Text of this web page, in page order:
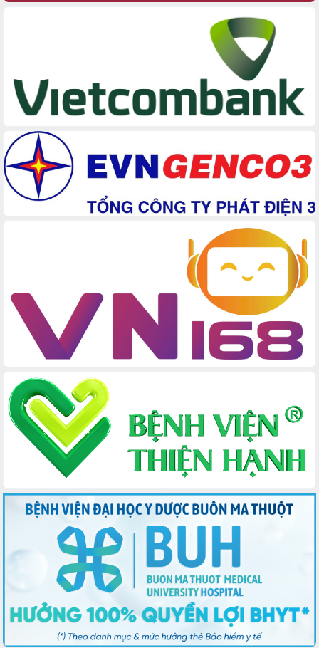
Giai đoạn 2026-2030, Đắk Lắk phấn
đấu có 77% xã đạt chuẩn nông thôn
Chuyển đổi số 'mở đường' cho nông
nghiệp Đắk Lắk tăng trưởng bứt phá
Triển khai đồng bộ đo đạc, lập hồ sơ
địa chính, hoàn thiện cơ sở dữ liệu đất
đai
Ứng dụng sinh trắc học - Bước tiến
Đắk Lắk đẩy mạnh nuôi biển công
nghệ, hướng tới phát triển thủy sản
bền vững
Tập huấn nâng cao năng lực triển khai
chuyển đổi số cho cán bộ, công chức
Đắk Lắk phát động hưởng ứng Ngày
Quyền của người tiêu dùng Việt Nam
2026
Đẩy mạnh cải cách hành chính, quyết
tâm đạt được mục tiêu tăng trưởng
hai con số trong năm 2026
Tổ chức trang trọng Lễ hội Đền thờ
Lương Văn Chánh năm 2026
Phó Bí thư Tỉnh ủy Đắk Lắk Đỗ Hữu
Huy giữ chức Bí thư Đảng ủy Ủy Ban
Nhân dân tỉnh
Bệnh án điện tử thúc đẩy chuyển đổi
số y tế tại Đắk Lắk
Chuyển đổi số thư viện: Mở rộng
không gian tri thức trong thời đại số
Đánh giá, rút kinh nghiệm công tác tổ
chức diễn tập trước ngày bầu cử